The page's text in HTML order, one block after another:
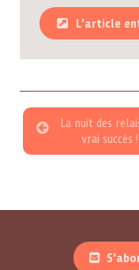
L’article
La nuit des
vrai succès !